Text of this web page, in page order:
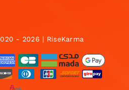
- 2026 | RiseKarma